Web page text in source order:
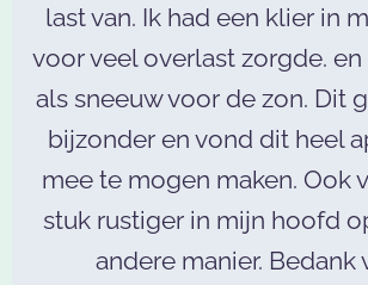
last van. Ik had een klier in
voor veel overlast zorgde.
als sneeuw voor de zon. Dit
bijzonder en vond dit heel
mee te mogen maken. Ook
stuk rustiger in mijn hoofd
andere manier. Bedank